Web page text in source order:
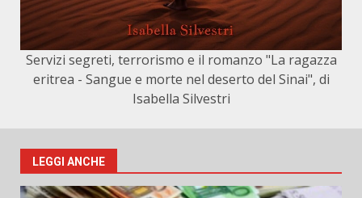
Servizi segreti, terrorismo e il romanzo "La ragazza
eritrea - Sangue e morte nel deserto del Sinai", di
Isabella Silvestri
LEGGI ANCHE